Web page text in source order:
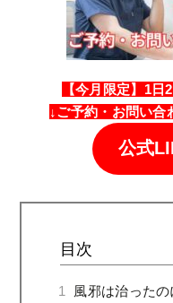
【今月限定】1
↓ご予約・ お問い合
公式
目次
1
風邪は治った